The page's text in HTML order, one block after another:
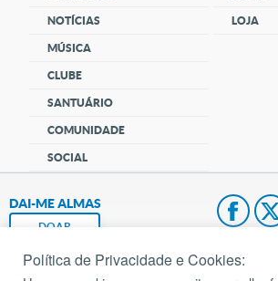
NOTÍCIAS
MÚSICA
CLUBE
SANTUÁRIO
COMUNIDADE
SOCIAL
LOJA
DAI-ME ALMAS
DOAR
Fundação João Paulo II
Política de Privacidade e Cookies: